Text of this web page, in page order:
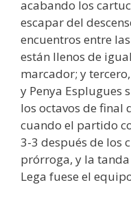
acabando los
escapar del
encuentros entre
están llenos de
marcador; y
y Penya Esplugues
los octavos de final
cuando el partido
3-3 después de los
prórroga, y la
Lega fuese el